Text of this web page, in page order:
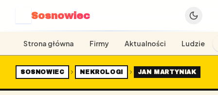
Sosnowiec
Strona główna Firmy Aktualności Ludzie
SOSNOWIEC NEKROLOGI JAN MARTYNIAK